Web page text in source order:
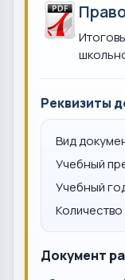
Реквизиты
Вид
Учебный
Учебный
Документ